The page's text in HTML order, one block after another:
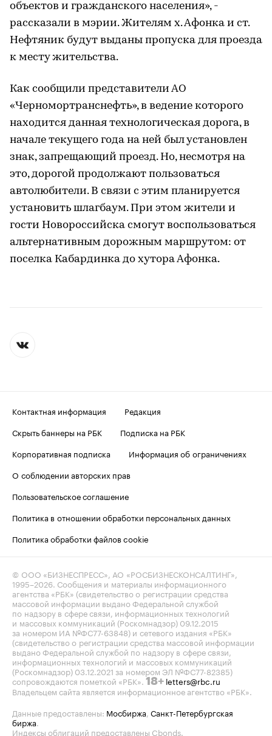
объектов и гражданского населения», -
рассказали в мэрии. Жителям х. Афонка и ст.
Нефтяник будут выданы пропуска для проезда
к месту жительства.
Как сообщили представители АО
«Черномортранснефть», в ведение которого
находится данная технологическая дорога, в
начале текущего года на ней был установлен
знак, запрещающий проезд. Но, несмотря на
это, дорогой продолжают пользоваться
автолюбители. В связи с этим планируется
установить шлагбаум. При этом жители и
гости Новороссийска смогут воспользоваться
альтернативным дорожным маршрутом: от
поселка Кабардинка до хутора Афонка.
Контактная информация
Редакция
Скрыть баннеры на РБК
Подписка на РБК
Корпоративная подписка
Информация об ограничениях
О соблюдении авторских прав
Пользовательское соглашение
Политика в отношении обработки персональных данных
Политика обработки файлов cookie
© ООО «БИЗНЕСПРЕСС», АО «РОСБИЗНЕСКОНСАЛТИНГ»,
1995–2026. Сообщения и материалы информационного
агентства «РБК» (свидетельство о регистрации средства
массовой информации выдано Федеральной службой
по надзору в сфере связи, информационных технологий
и массовых коммуникаций (Роскомнадзор) 09.12.2015
за номером ИА №ФС77-63848) и сетевого издания «РБК»
(свидетельство о регистрации средства массовой информации
выдано Федеральной службой по надзору в сфере связи,
информационных технологий и массовых коммуникаций
(Роскомнадзор) 03.12.2021 за номером ЭЛ №ФС77-82385)
сопровождаются пометкой «РБК». 18+ letters@rbc.ru
Владельцем сайта является информационное агентство «РБК».
Данные предоставлены: Мосбиржа, Санкт-Петербургская
биржа.
Индексы облигаций предоставлены Cbonds.